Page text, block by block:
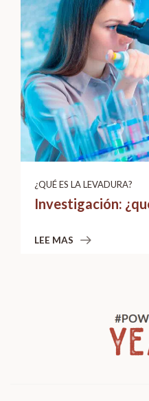
¿QUÉ ES LA LEVADURA?
Investigación:
LEE MAS